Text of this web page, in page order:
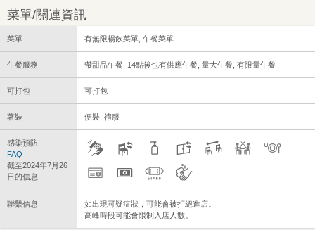
菜單/關連資訊
菜單 有無限暢飲菜單, 午餐菜單
午餐服務 帶甜品午餐, 14點後也有供應午餐, 量大午餐, 有限量午餐
可打包 可打包
著裝 便裝, 禮服
感染預防
FAQ
截至2024年7月26
日的信息
聯繫信息
如出現可疑症狀，可能會被拒絕進店。
高峰時段可能會限制入店人數。